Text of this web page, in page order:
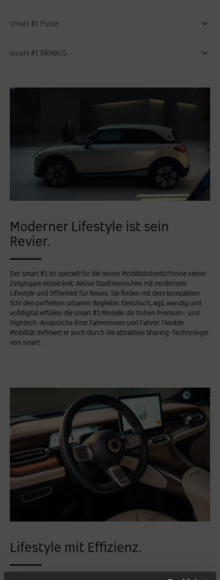
smart #1 Pulse
smart #1 BRABUS
Moderner Lifestyle ist sein
Revier.
Der smart #1 ist speziell für die neuen Mobilitätsbedürfnisse seiner
Zielgruppe entwickelt: Aktive Stadtmenschen mit modernem
Lifestyle und Offenheit für Neues. Sie finden mit dem kompakten
SUV den perfekten urbanen Begleiter. Elektrisch, agil, wendig und
volldigital erfüllen die smart #1 Modelle die hohen Premium- und
Hightech-Ansprüche ihrer Fahrerinnen und Fahrer. Flexible
Mobilität definiert er auch durch die attraktive Sharing-Technologie
von smart.
Lifestyle mit Effizienz.